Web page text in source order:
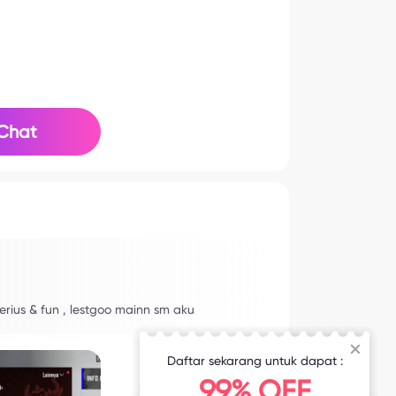
& fun , lestgoo mainn sm aku
Daftar sekarang untuk dapat :